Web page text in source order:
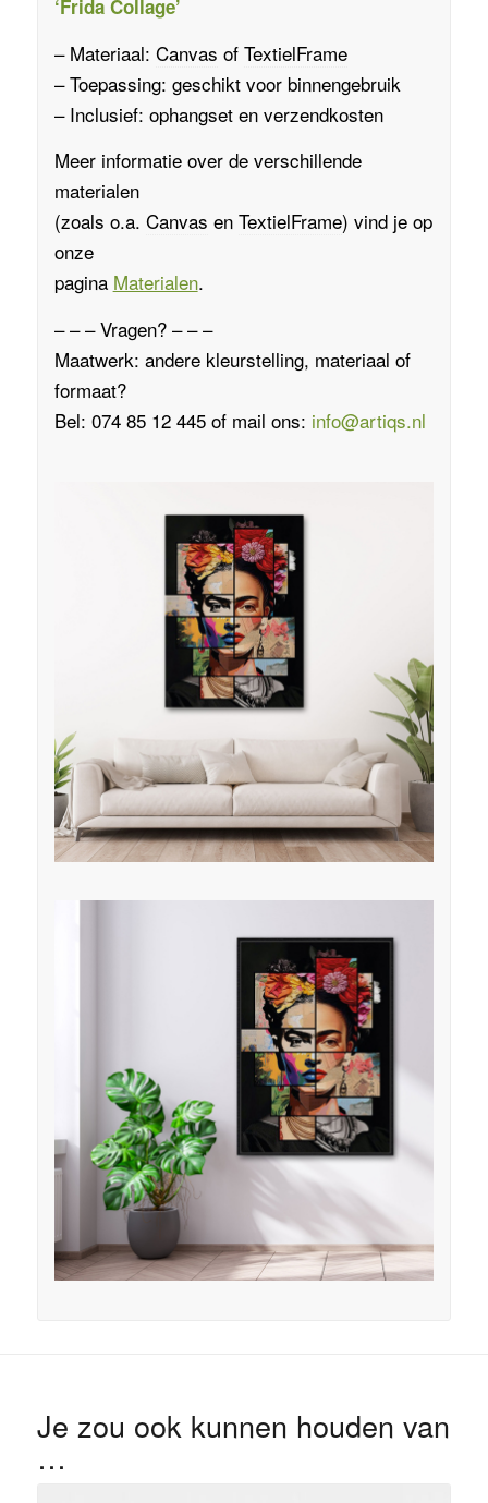
‘Frida Collage’
– Materiaal: Canvas of TextielFrame
– Toepassing: geschikt voor binnengebruik
– Inclusief: ophangset en verzendkosten
Meer informatie over de verschillende
materialen
(zoals o.a. Canvas en TextielFrame) vind je op
onze
pagina Materialen.
– – – Vragen? – – –
Maatwerk: andere kleurstelling, materiaal of
formaat?
Bel: 074 85 12 445 of mail ons: info@artiqs.nl
Je zou ook kunnen houden van
…